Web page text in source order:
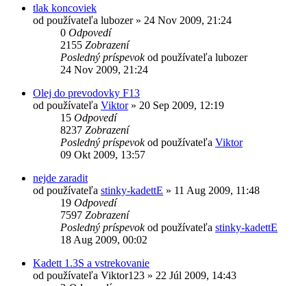
tlak koncoviek
od používateľa lubozer» 24 Nov 2009, 21:24
0 Odpovedí
2155 Zobrazení
Posledný príspevokod používateľa lubozer
24 Nov 2009, 21:24
Olej do prevodovky F13
od používateľa Viktor» 20 Sep 2009, 12:19
15 Odpovedí
8237 Zobrazení
Posledný príspevokod používateľa Viktor
09 Okt 2009, 13:57
nejde zaradit
od používateľa stinky-kadettE » 11 Aug 2009, 11:48
19 Odpovedí
7597 Zobrazení
Posledný príspevokod používateľa stinky-kadettE
18 Aug 2009, 00:02
Kadett 1.3S a vstrekovanie
od používateľa Viktor123 » 22 Júl 2009, 14:43